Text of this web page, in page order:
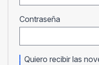
Contraseña
Quiero recibir las